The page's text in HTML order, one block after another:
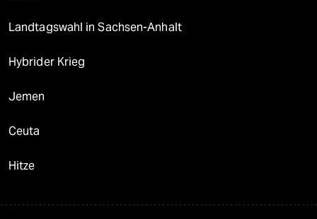
Landtagswahl in Sachsen-Anhalt
Hybrider Krieg
Jemen
Ceuta
Hitze